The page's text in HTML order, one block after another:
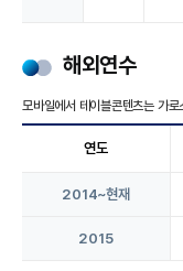
해외연수
연도
2014~현재
2015